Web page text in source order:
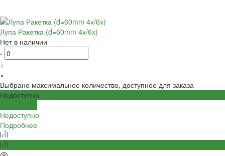
Лупа Ракетка (d=60mm 4х/6х)
Нет в наличии
-
+
×
Выбрано максимальное количество, доступное для заказа
Недоступно
Недоступно
Подробнее